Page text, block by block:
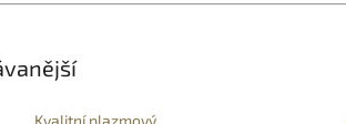
Kvalitní plazmový